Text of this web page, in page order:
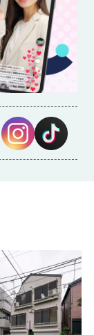
しくは 城南コ
。